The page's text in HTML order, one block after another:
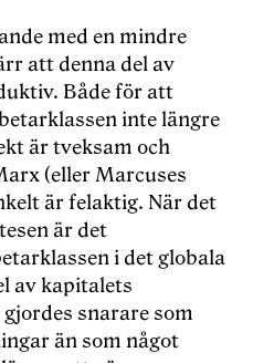
med en mindre
att denna del av
Både för att
inte längre
är tveksam och
(eller Marcuses
är felaktig. När det
är det
i det globala
av kapitalets
snarare som
än som något